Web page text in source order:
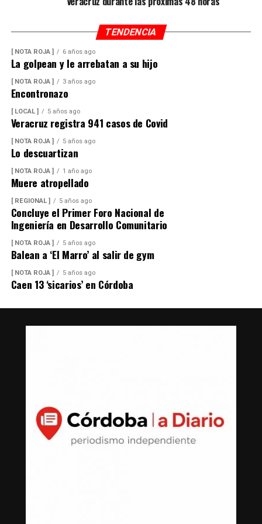
TENDENCIA
[ NOTA ROJA ] 6 años ago
La golpean y le arrebatan a su hijo
[ NOTA ROJA ] 3 años ago
Encontronazo
[ LOCAL ] 5 años ago
Veracruz registra 941 casos de Covid
[ NOTA ROJA ] 5 años ago
Lo descuartizan
[ NOTA ROJA ] 1 año ago
Muere atropellado
[ REGIONAL ] 5 años ago
Concluye el Primer Foro Nacional de
Ingeniería en Desarrollo Comunitario
[ NOTA ROJA ] 5 años ago
Balean a ‘El Marro’ al salir de gym
[ NOTA ROJA ] 5 años ago
Caen 13 ‘sicarios’ en Córdoba